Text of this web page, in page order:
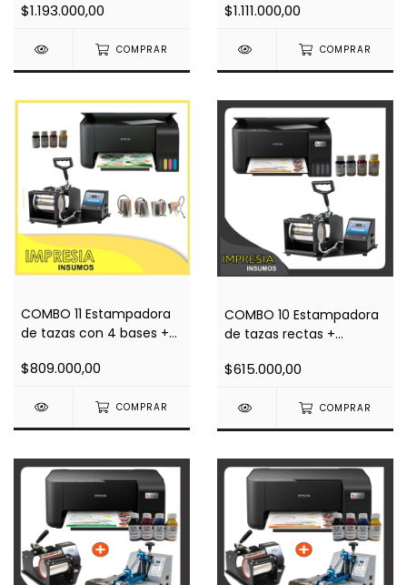
$1.193.000,00
COMPRAR
Regalos
$1.111.000,00
COMPRAR
COMBO 11 Estampadora
de tazas con 4 bases +
Regalos
$809.000,00
COMPRAR
COMBO 10 Estampadora
de tazas rectas +
Regalos
$615.000,00
COMPRAR